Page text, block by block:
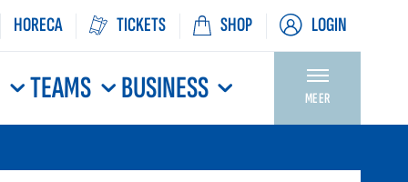
HORECA TICKETS SHOP LOGIN
TEAMS BUSINESS MEER